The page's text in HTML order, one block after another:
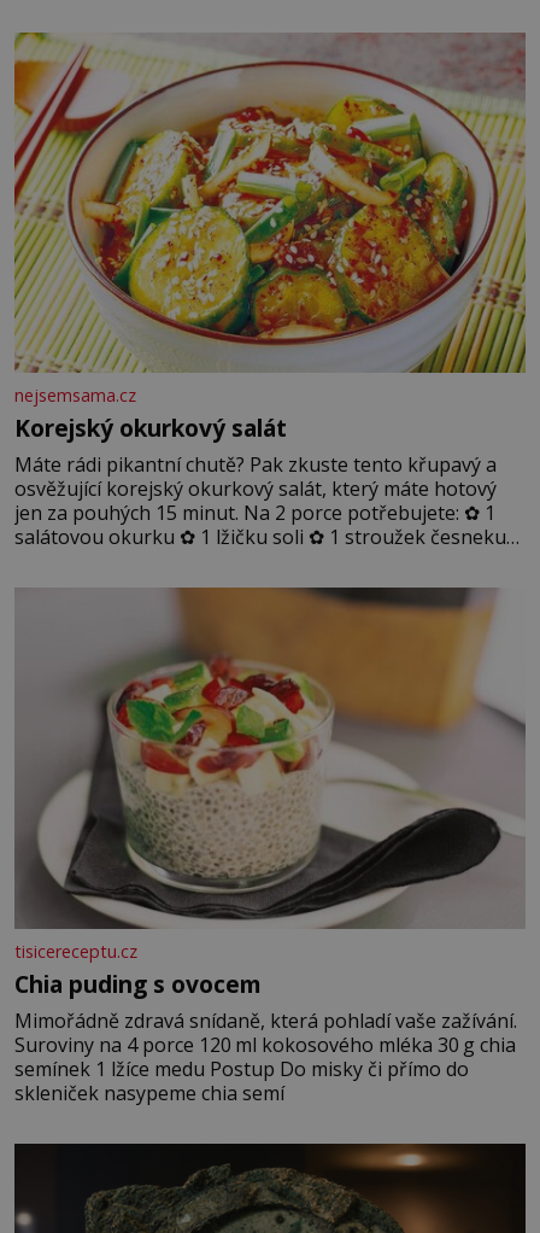
nejsemsama.cz
Korejský okurkový salát
Máte rádi pikantní chutě? Pak zkuste tento křupavý a
osvěžující korejský okurkový salát, který máte hotový
jen za pouhých 15 minut. Na 2 porce potřebujete: ✿ 1
salátovou okurku ✿ 1 lžičku soli ✿ 1 stroužek česneku
sezamového oleje ✿ 1 lžičku chilli ✿ 1 lžičku cukru ✿ 1
jarní cibulku ✿ 1 lžíci sezamových semínek
tisicereceptu.cz
Chia puding s ovocem
Mimořádně zdravá snídaně, která pohladí vaše zažívání.
Suroviny na 4 porce 120 ml kokosového mléka 30 g chia
semínek 1 lžíce medu Postup Do misky či přímo do
skleniček nasypeme chia semí